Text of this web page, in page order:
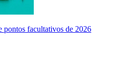
pontos facultativos de 2026